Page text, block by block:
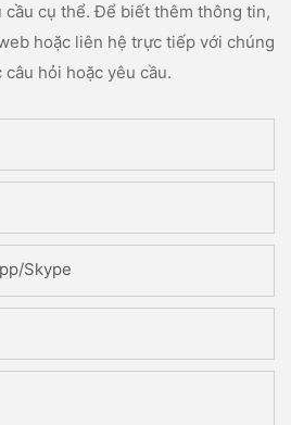
cầu cụ thể. Để biết thêm thông tin,
hoặc liên hệ trực tiếp với chúng
câu hỏi hoặc yêu cầu.
Skype